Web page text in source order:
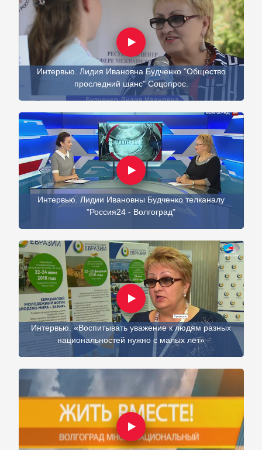
Интервью. Лидия Ивановна Будченко "Общество
проследний шанс" Соцопрос.
Интервью. Лидии Ивановны Будченко телканалу
"Россия24 - Волгоград"
Интервью. «Воспитывать уважение к людям разных
национальностей нужно с малых лет»